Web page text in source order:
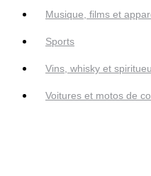
Musique, films et
Sports
Vins, whisky et
Voitures et motos de